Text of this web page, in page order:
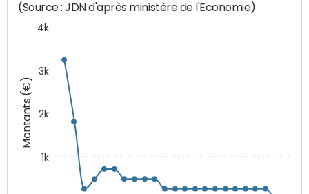
Montants (€)
(Source : JDN d'après ministère de l'Economie)
1k
2k
3k
4k